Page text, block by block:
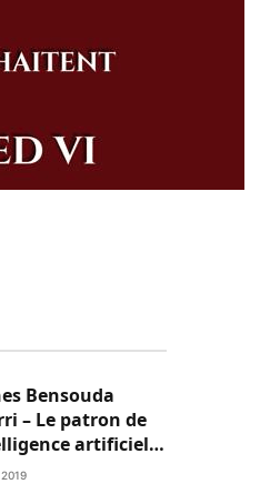
Bensouda
– Le patron de
artificielle
Marocain